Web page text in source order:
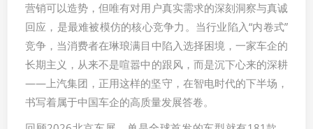
营销可以造势，但唯有对用户真实需求的深刻洞察与真诚
回应，是最难被模仿的核心竞争力。当行业陷入“内卷式”
竞争，当消费者在琳琅满目中陷入选择困境，一家车企的
长期主义，从来不是喧嚣中的跟风，而是沉下心来的深耕
——上汽集团，正用这样的坚守，在智电时代的下半场，
书写着属于中国车企的高质量发展答卷。